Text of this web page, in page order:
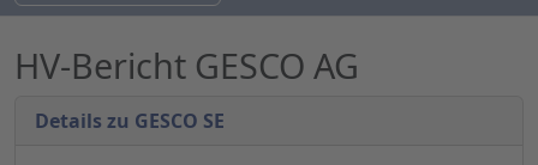
HV-Bericht GESCO AG
Details zu GESCO SE